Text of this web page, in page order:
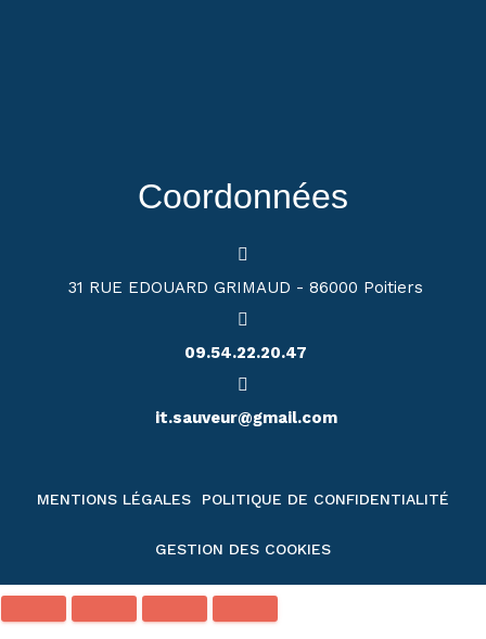
Coordonnées
31 RUE EDOUARD GRIMAUD - 86000 Poitiers
09.54.22.20.47
it.sauveur@gmail.com
MENTIONS LÉGALES POLITIQUE DE CONFIDENTIALITÉ
GESTION DES COOKIES